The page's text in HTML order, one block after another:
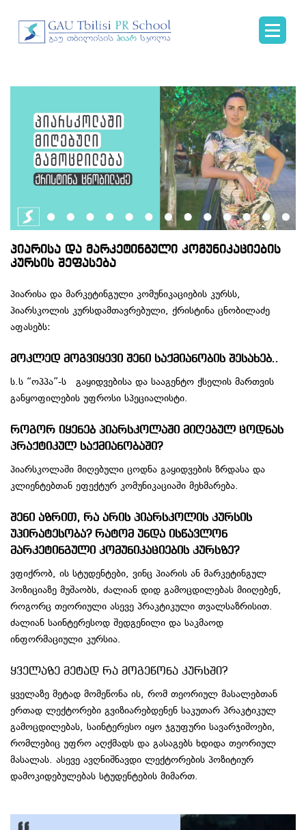
პიარისა და მარკეტინგული კომუნიკაციების
კურსის შეფასება
პიარისა და მარკეტინგული კომუნიკაციების კურსს,
პიარსკოლის კურსდამთავრებული, ქრისტინა ცნობილაძე
აფასებს:
მოკლედ მოგვიყევი შენი საქმიანობის შესახებ..
ს.ს “ოპპა”-ს გაყიდვებისა და სააგენტო ქსელის მართვის
განყოფილების უფროსი სპეციალისტი.
როგორ იყენებ პიარსკოლაში მიღებულ ცოდნას
პრაქტიკულ საქმიანობაში?
პიარსკოლაში მიღებული ცოდნა გაყიდვების ზრდასა და
კლიენტებთან ეფექტურ კომუნიკაციაში მეხმარება.
შენი აზრით, რა არის პიარსკოლის კურსის
უპირატესობა? რატომ უნდა ისწავლონ
მარკეტინგული კომუნიკაციების კურსზე?
ვფიქრობ, ის სტუდენტები, ვინც პიარის ან მარკეტინგულ
პოზიციაზე მუშაობს, ძალიან დიდ გამოცდილებას მიიღებენ,
როგორც თეორიული ასევე პრაკტიკული თვალსაზრისით.
ძალიან საინტერესოდ შედგენილი და საკმაოდ
ინფორმაციული კურსია.
ყველაზე მეტად რა მოგეწონა კურსში?
ყველაზე მეტად მომეწონა ის, რომ თეორიულ მასალებთან
ერთად ლექტორები გვიზიარებდენენ საკუთარ პრაკტიკულ
გამოცდილებას, საინტერესო იყო ჯგუფური სავარჯიშოები,
რომლებიც უფრო აღქმადს და გასაგებს ხდიდა თეორიულ
მასალას. ასევე ავღნიშნავდი ლექტორების პოზიტიურ
დამოკიდებულებას სტუდენტების მიმართ.